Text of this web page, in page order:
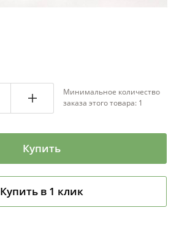
Минимальное количество
заказа этого товара: 1
Купить
Купить в 1 клик